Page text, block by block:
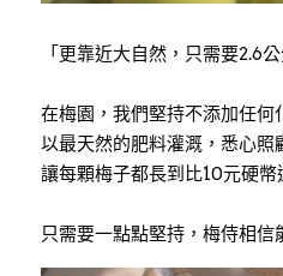
「更靠近大自然，只需要2.6公
在梅園，我們堅持不添加任何
以最天然的肥料灌溉，悉心照
讓每顆梅子都長到比10元硬幣
只需要一點點堅持，梅侍相信